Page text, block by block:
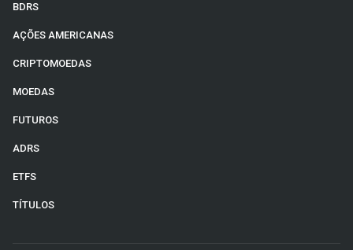
BDRS
AÇÕES AMERICANAS
CRIPTOMOEDAS
MOEDAS
FUTUROS
ADRS
ETFS
TÍTULOS